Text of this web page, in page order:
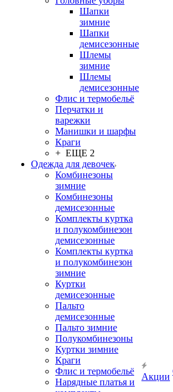
Шапки
зимние
Шапки
демисезонные
Шлемы
зимние
Шлемы
демисезонные
Флис и термобельё
Перчатки и
варежки
Манишки и шарфы
Краги
+ ЕЩЕ 2
Одежда для девочек
Комбинезоны
зимние
Комбинезоны
демисезонные
Комплекты куртка
и полукомбинезон
демисезонные
Комплекты куртка
и полукомбинезон
зимние
Куртки
демисезонные
Пальто
демисезонные
Пальто зимние
Полукомбинезоны
Куртки зимние
Краги
Флис и термобельё
Нарядные платья и
Акции